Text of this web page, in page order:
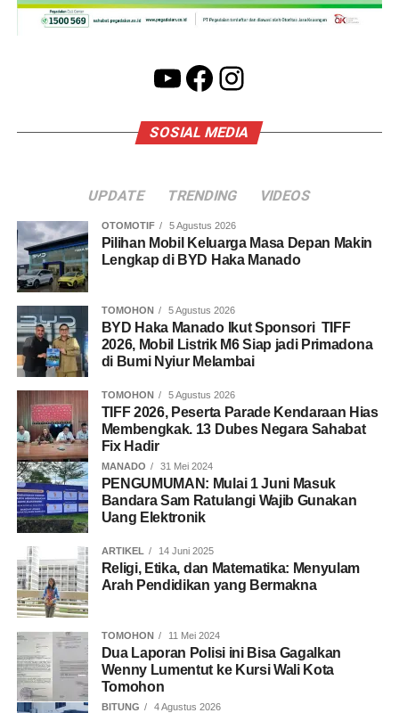
YouTube
Facebook
Instagram
SOSIAL MEDIA
UPDATE TRENDING VIDEOS
OTOMOTIF 5 Agustus 2026
Pilihan Mobil Keluarga Masa Depan Makin
Lengkap di BYD Haka Manado
TOMOHON 5 Agustus 2026
BYD Haka Manado Ikut Sponsori TIFF
2026, Mobil Listrik M6 Siap jadi Primadona
di Bumi Nyiur Melambai
TOMOHON 5 Agustus 2026
TIFF 2026, Peserta Parade Kendaraan Hias
Membengkak. 13 Dubes Negara Sahabat
Fix Hadir
MANADO 31 Mei 2024
PENGUMUMAN: Mulai 1 Juni Masuk
Bandara Sam Ratulangi Wajib Gunakan
Uang Elektronik
ARTIKEL 14 Juni 2025
Religi, Etika, dan Matematika: Menyulam
Arah Pendidikan yang Bermakna
TOMOHON 11 Mei 2024
Dua Laporan Polisi ini Bisa Gagalkan
Wenny Lumentut ke Kursi Wali Kota
Tomohon
BITUNG 4 Agustus 2026